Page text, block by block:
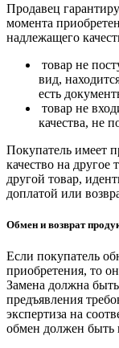
Продавец
момента
надлежащего
товар не
вид,
есть
товар не
качества, не
Покупатель имеет
качество на другое
другой товар,
доплатой или
Обмен и возврат
Если покупатель
приобретения, то
Замена должна
предъявления
экспертиза на
обмен должен быть